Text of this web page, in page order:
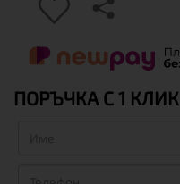
ПОРЪЧКА С 1 КЛИК